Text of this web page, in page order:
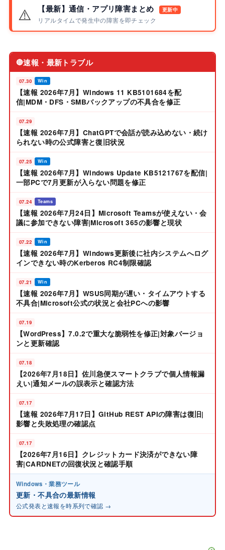
⚠️ 【最新】通信・アプリ障害まとめ 更新中
リアルタイムで発生中の障害を即チェック
🔴速報・最新トラブル
07.30 Win
【速報 2026年7月】Windows 11 KB5101684を配
信|MDM・DFS・SMBバックアップの不具合を修正
07.29
【速報 2026年7月】ChatGPTで会話が読み込めない・続け
られない時の公式障害と復旧状況
07.25 Win
【速報 2026年7月】Windows Update KB5121767を配信|
一部PCで7月更新が入らない問題を修正
07.24 Teams
【速報 2026年7月24日】Microsoft Teamsが使えない・会
議に参加できない障害|Microsoft 365の影響と現状
07.22 Win
【速報 2026年7月】Windows更新後に社内システムへログ
インできない時のKerberos RC4制限確認
07.21 Win
【速報 2026年7月】WSUS同期が遅い・タイムアウトする
不具合|Microsoft公式の状況と会社PCへの影響
07.19
【WordPress】7.0.2で重大な脆弱性を修正|対象バージョ
ンと更新確認
07.18
【2026年7月18日】佐川急便スマートクラブで個人情報漏
えい|通知メールの誤表示と確認方法
07.17
【速報 2026年7月17日】GitHub REST APIの障害は復旧|
影響と失敗処理の確認点
07.17
【2026年7月16日】クレジットカード決済ができない障
害|CARDNETの回復状況と確認手順
Windows・業務ツール
更新・不具合の最新情報
公式発表と速報を時系列で確認 →